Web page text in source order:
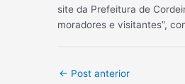
site da Prefeitura de
moradores e visitantes”,
Post
← Post anterior